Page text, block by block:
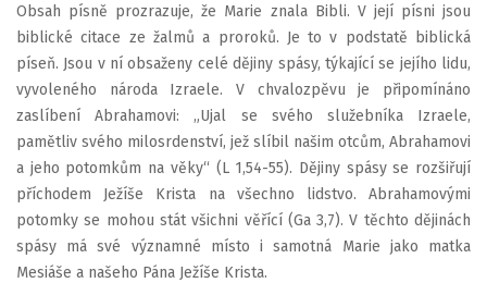
Obsah písně prozrazuje, že Marie znala Bibli. V její písni jsou
biblické citace ze žalmů a proroků. Je to v podstatě biblická
píseň. Jsou v ní obsaženy celé dějiny spásy, týkající se jejího lidu,
vyvoleného národa Izraele. V chvalozpěvu je připomínáno
zaslíbení Abrahamovi: „Ujal se svého služebníka Izraele,
pamětliv svého milosrdenství, jež slíbil našim otcům, Abrahamovi
a jeho potomkům na věky“ (L 1,54-55). Dějiny spásy se rozšiřují
příchodem Ježíše Krista na všechno lidstvo. Abrahamovými
potomky se mohou stát všichni věřící (Ga 3,7). V těchto dějinách
spásy má své významné místo i samotná Marie jako matka
Mesiáše a našeho Pána Ježíše Krista.